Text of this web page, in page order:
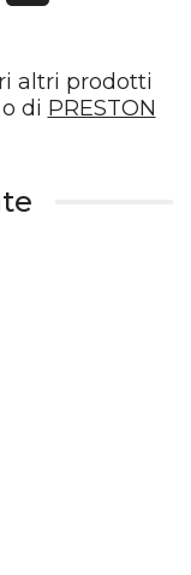
altri prodotti
o di PRESTON